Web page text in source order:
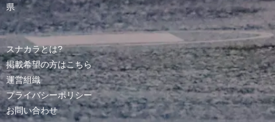
県
スナカラとは?
掲載希望の方はこちら
運営組織
プライバシーポリシー
お問い合わせ